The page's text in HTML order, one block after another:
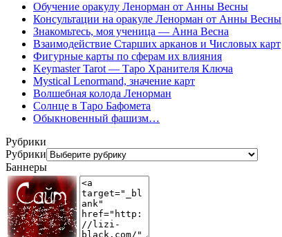
Обучение оракулу Ленорман от Анны Весны
Консультации на оракуле Ленорман от Анны Весны
Знакомьтесь, моя ученица — Анна Весна
Взаимодействие Старших арканов и Числовых карт
Фигурные карты по сферам их влияния
Keymaster Tarot — Таро Хранителя Ключа
Mystical Lenormand, значение карт
Волшебная колода Ленорман
Солнце в Таро Бафомета
Обыкновенный фашизм…
Рубрики
Рубрики
Баннеры